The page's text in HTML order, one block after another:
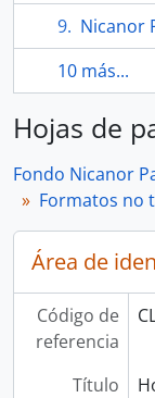
Nicanor
10 más...
Hojas de
Fondo Nicanor
Formatos no
Área de
Código de
referencia
Título